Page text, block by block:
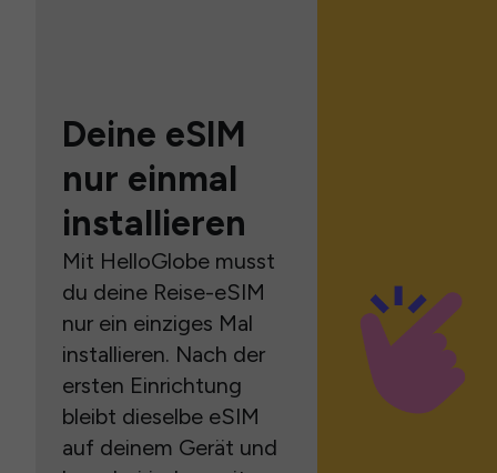
Deine eSIM
nur einmal
installieren
Mit HelloGlobe musst
du deine Reise-eSIM
nur ein einziges Mal
installieren. Nach der
ersten Einrichtung
bleibt dieselbe eSIM
auf deinem Gerät und